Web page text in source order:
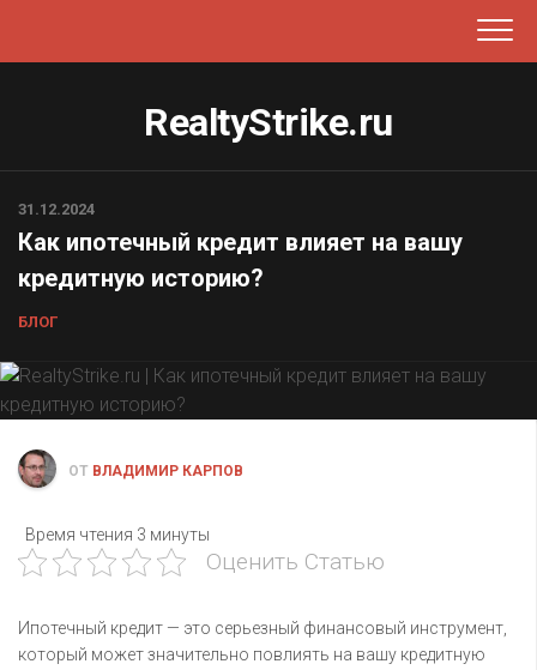
содержанию
RealtyStrike.ru
31.12.2024
Как ипотечный кредит влияет на вашу
кредитную историю?
БЛОГ
ОТ ВЛАДИМИР КАРПОВ
Время чтения 3 минуты
Оценить Статью
Ипотечный кредит — это серьезный финансовый инструмент,
который может значительно повлиять на вашу кредитную